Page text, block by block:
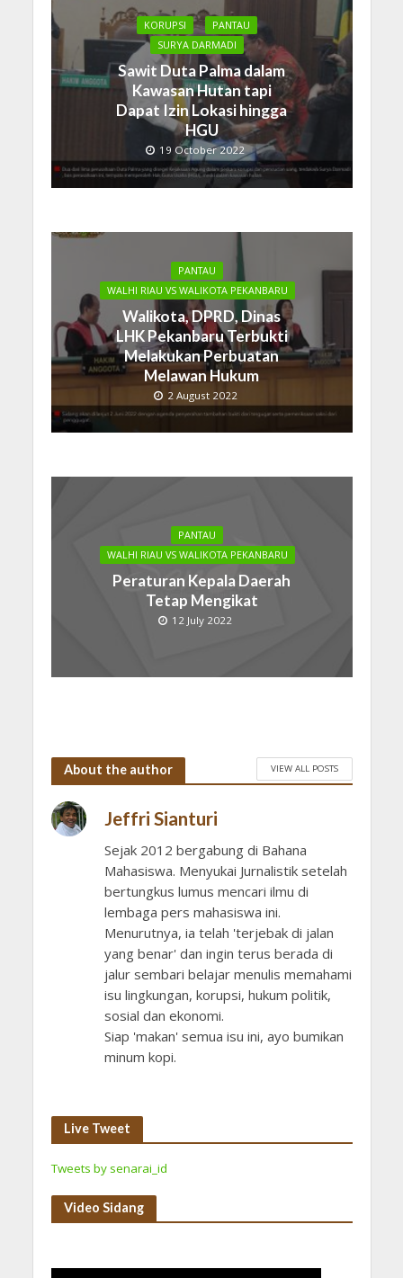
KORUPSI
PANTAU
SURYA DARMADI
Sawit Duta Palma dalam
Kawasan Hutan tapi
Dapat Izin Lokasi hingga
HGU
19 October 2022
PANTAU
WALHI RIAU VS WALIKOTA PEKANBARU
Walikota, DPRD, Dinas
LHK Pekanbaru Terbukti
Melakukan Perbuatan
Melawan Hukum
2 August 2022
PANTAU
WALHI RIAU VS WALIKOTA PEKANBARU
Peraturan Kepala Daerah
Tetap Mengikat
12 July 2022
About the author VIEW ALL POSTS
Jeffri Sianturi
Sejak 2012 bergabung di Bahana
Mahasiswa. Menyukai Jurnalistik setelah
bertungkus lumus mencari ilmu di
lembaga pers mahasiswa ini.
Menurutnya, ia telah 'terjebak di jalan
yang benar' dan ingin terus berada di
jalur sembari belajar menulis memahami
isu lingkungan, korupsi, hukum politik,
sosial dan ekonomi.
Siap 'makan' semua isu ini, ayo bumikan
minum kopi.
Live Tweet
Tweets by senarai_id
Video Sidang